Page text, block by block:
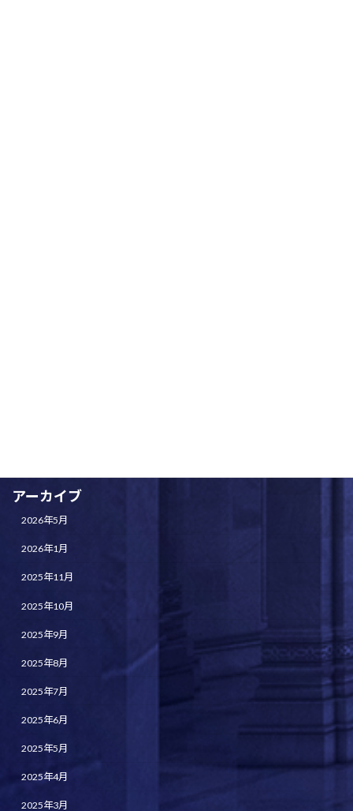
アーカイブ
2026年5月
2026年1月
2025年11月
2025年10月
2025年9月
2025年8月
2025年7月
2025年6月
2025年5月
2025年4月
2025年3月